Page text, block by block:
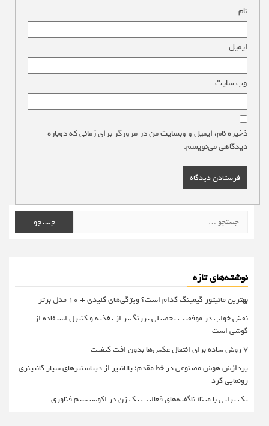
نام
ایمیل
وب‌ سایت
ذخیره نام، ایمیل و وبسایت من در مرورگر برای زمانی که دوباره
دیدگاهی می‌نویسم.
برای:
نوشته‌های تازه
بهترین مانیتور گیمینگ کدام است؟ ویژگی‌های کلیدی + 10 مدل برتر
نقش خواب در موفقیت تحصیلی پررنگ‌تر از تغذیه و کنترل استفاده از
گوشی است
۷ روش ساده برای انتقال عکس‌ها بدون افت کیفیت
پردازش هوش مصنوعی در خط مقدم؛ پالانتیر از دیتاسنترهای سیار کانتینری
رونمایی کرد
تک تراپی با مینا؛ ناگفته‌های فعالیت یک زن در اکوسیستم فناوری